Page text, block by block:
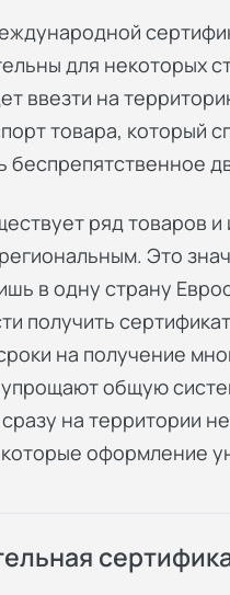
для некоторых
ввезти на
товара, который
беспрепятственное
ряд товаров
Это
в одну страну
получить
на получение
общую
на территории
оформление